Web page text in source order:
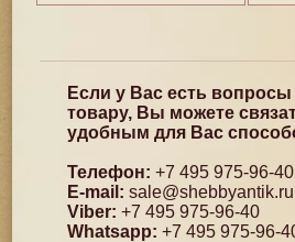
Если у Вас есть
товару, Вы можете
удобным для Вас
Телефон: +7 495 975-96-40
E-mail: sale@shebbyantik.ru
Viber: +7 495 975-96-40
Whatsapp: +7 495 975-96-